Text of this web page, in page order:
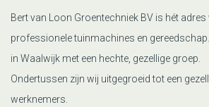
Bert van Loon Groentechniek BV is hét
professionele tuinmachines en
in Waalwijk met een hechte, gezellige groep.
Ondertussen zijn wij uitgegroeid tot een
werknemers.